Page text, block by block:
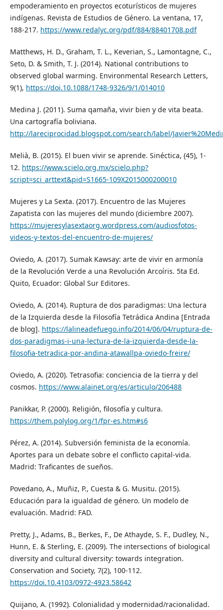
empoderamiento en proyectos ecoturísticos de mujeres
indígenas. Revista de Estudios de Género. La ventana, 17,
188-217. https://www.redalyc.org/pdf/884/88401708.pdf
Matthews, H. D., Graham, T. L., Keverian, S., Lamontagne, C.,
Seto, D. & Smith, T. J. (2014). National contributions to
observed global warming. Environmental Research Letters,
9(1), https://doi.10.1088/1748-9326/9/1/014010
Medina J. (2011). Suma qamaña, vivir bien y de vita beata.
Una cartografía boliviana.
http://lareciprocidad.blogspot.com/search/label/
Melià, B. (2015). El buen vivir se aprende. Sinéctica, (45), 1-
12. https://www.scielo.org.mx/scielo.php?
script=sci_arttext&pid=S1665-109X2015000200010
Mujeres y La Sexta. (2017). Encuentro de las Mujeres
Zapatista con las mujeres del mundo (diciembre 2007).
https://mujeresylasextaorg.wordpress.com/audiosfotos-
videos-y-textos-del-encuentro-de-mujeres/
Oviedo, A. (2017). Sumak Kawsay: arte de vivir en armonía
de la Revolución Verde a una Revolución Arcoíris. 5ta Ed.
Quito, Ecuador: Global Sur Editores.
Oviedo, A. (2014). Ruptura de dos paradigmas: Una lectura
de la Izquierda desde la Filosofía Tetrádica Andina [Entrada
de blog]. https://lalineadefuego.info/2014/06/04/ruptura-de-
dos-paradigmas-i-una-lectura-de-la-izquierda-desde-la-
filosofia-tetradica-por-andina-atawallpa-oviedo-freire/
Oviedo, A. (2020). Tetrasofia: conciencia de la tierra y del
cosmos. https://www.alainet.org/es/articulo/206488
Panikkar, P. (2000). Religión, filosofía y cultura.
https://them.polylog.org/1/fpr-es.htm#s6
Pérez, A. (2014). Subversión feminista de la economía.
Aportes para un debate sobre el conflicto capital-vida.
Madrid: Traficantes de sueños.
Povedano, A., Muñiz, P., Cuesta & G. Musitu. (2015).
Educación para la igualdad de género. Un modelo de
evaluación. Madrid: FAD.
Pretty, J., Adams, B., Berkes, F., De Athayde, S. F., Dudley, N.,
Hunn, E. & Sterling, E. (2009). The intersections of biological
diversity and cultural diversity: towards integration.
Conservation and Society, 7(2), 100-112.
https://doi.10.4103/0972-4923.58642
Quijano, A. (1992). Colonialidad y modernidad/racionalidad.